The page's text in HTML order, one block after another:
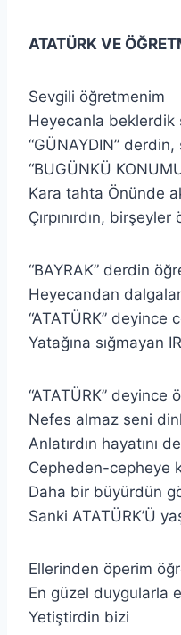
ATATÜRK VE
Sevgili öğretmenim
Heyecanla beklerdik
“GÜNAYDIN”
“BUGÜNKÜ
Kara tahta Önünde
Çırpınırdın,
“BAYRAK” derdin
Heyecandan
“ATATÜRK” deyince
Yatağına sığmayan
“ATATÜRK” deyince
Nefes almaz seni
Anlatırdın hayatını
Cepheden-cepheye
Daha bir büyürdün
Sanki ATATÜRK’Ü
Ellerinden öperim
En güzel duygularla
Yetiştirdin bizi